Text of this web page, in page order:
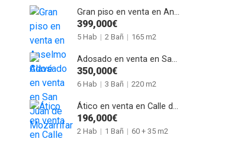
Gran piso en venta en Anselmo Clavé
399,000€
5 Hab | 2 Bañ | 165 m2
Adosado en venta en San Juan de Mozarrifar
350,000€
6 Hab | 3 Bañ | 220 m2
Ático en venta en Calle de Román Izuzquiza
196,000€
2 Hab | 1 Bañ | 60 + 35 m2